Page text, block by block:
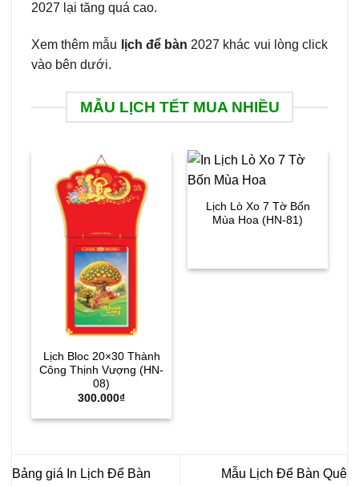
2027 lại tăng quá cao.
Xem thêm mẫu lịch để bàn 2027 khác vui lòng click
vào bên dưới.
MẪU LỊCH TẾT MUA NHIỀU
Lịch Bloc 20×30 Thành
Công Thịnh Vượng (HN-
08)
300.000₫
Lịch Lò Xo 7 Tờ Bốn
Mùa Hoa (HN-81)
Bảng giá In Lịch Để Bàn
Mẫu Lịch Để Bàn Quê